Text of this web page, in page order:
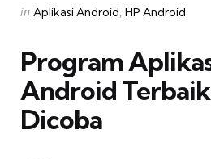
Categories
Posted
in Aplikasi Android HP Android
Program
Android
Dicoba